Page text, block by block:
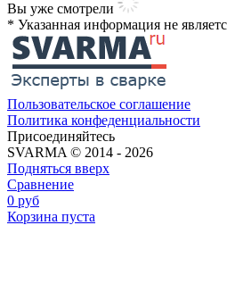
Вы уже смотрели
* Указанная информация не
Пользовательское соглашение
Политика конфеденциальности
Присоединяйтесь
SVARMA © 2014 - 2026
Подняться вверх
Сравнение
0 руб
Корзина пуста